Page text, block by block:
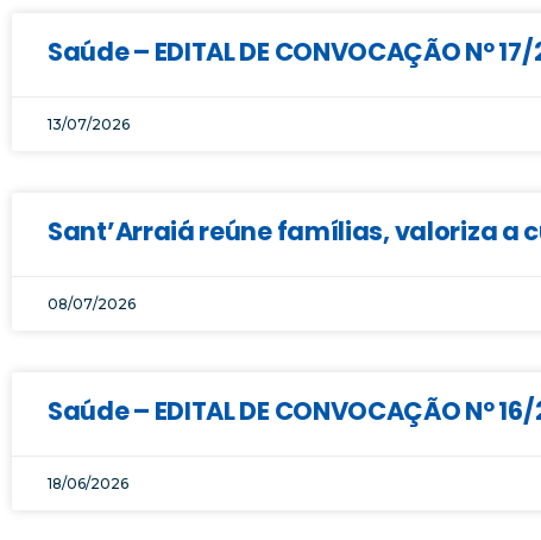
Saúde – EDITAL DE CONVOCAÇÃO Nº
13/07/2026
Sant’Arraiá reúne famílias, valoriza a
08/07/2026
Saúde – EDITAL DE CONVOCAÇÃO Nº
18/06/2026